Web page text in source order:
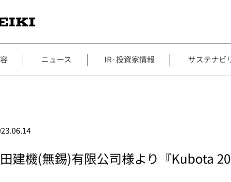
ニュース IR·投資家情報 サステナビ
田建機(無錫)有限公司様より『Kubota